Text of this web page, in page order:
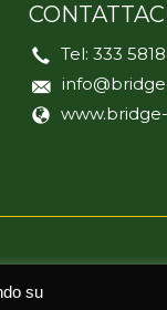
Tel: 333
su